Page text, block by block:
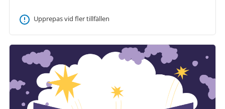
Upprepas vid fler tillfällen